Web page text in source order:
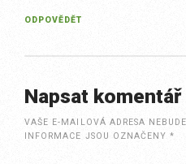
ODPOVĚDĚT
Napsat komentář
VAŠE E-MAILOVÁ ADRESA
INFORMACE JSOU OZNAČENY*